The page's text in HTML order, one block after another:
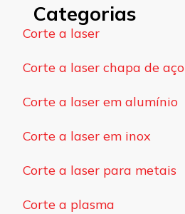
Categorias
Corte a laser
Corte a laser chapa de aço
Corte a laser em alumínio
Corte a laser em inox
Corte a laser para metais
Corte a plasma